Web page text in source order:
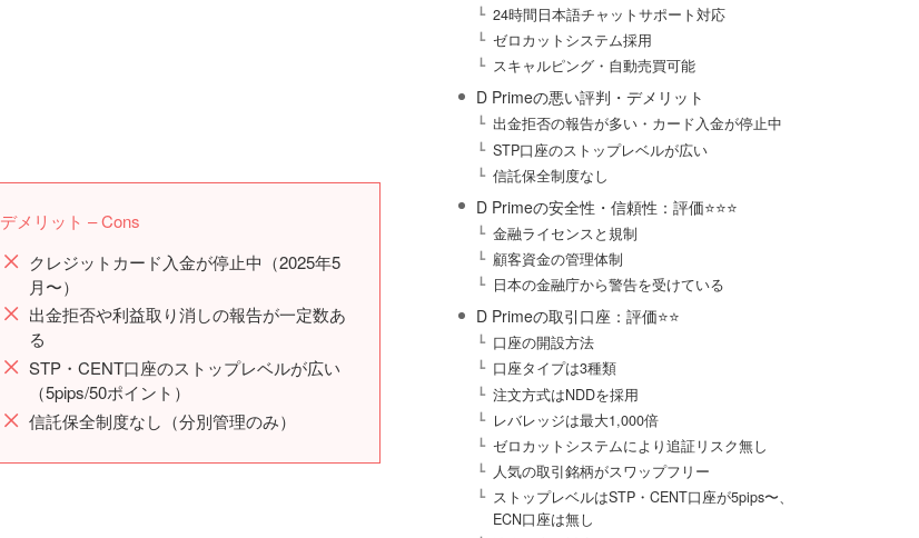
デメリット – Cons
クレジットカード入金が停止中（2025年5
月〜）
出金拒否や利益取り消しの報告が一定数あ
る
STP・CENT口座のストップレベルが広い
（5pips/50ポイント）
信託保全制度なし（分別管理のみ）
24時間日本語チャットサポート対応
ゼロカットシステム採用
スキャルピング・自動売買可能
D Primeの悪い評判・デメリット
出金拒否の報告が多い・カード入金が停止中
STP口座のストップレベルが広い
信託保全制度なし
D Primeの安全性・信頼性：評価⭐️⭐️⭐️
金融ライセンスと規制
顧客資金の管理体制
日本の金融庁から警告を受けている
D Primeの取引口座：評価⭐️⭐️
口座の開設方法
口座タイプは3種類
注文方式はNDDを採用
レバレッジは最大1,000倍
ゼロカットシステムにより追証リスク無し
人気の取引銘柄がスワップフリー
ストップレベルはSTP・CENT口座が5pips〜、
ECN口座は無し